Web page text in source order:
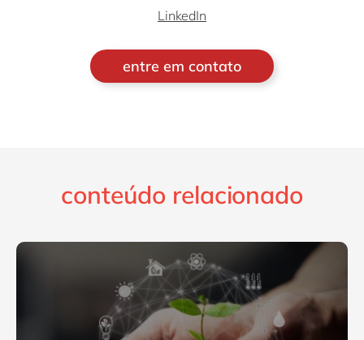
LinkedIn
entre em contato
conteúdo relacionado